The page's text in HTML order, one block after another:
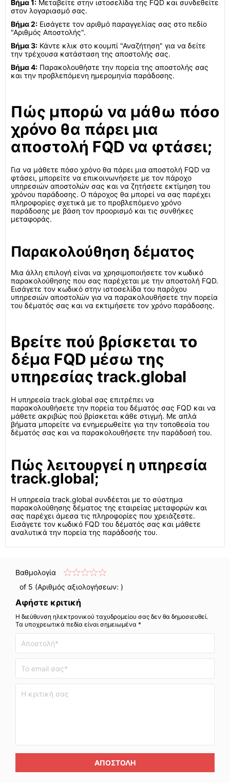
Βήμα 1: Μεταβείτε στην ιστοσελίδα της FQD και συνδεθείτε
στον λογαριασμό σας.
Βήμα 2: Εισάγετε τον αριθμό παραγγελίας σας στο πεδίο
"Αριθμός Αποστολής".
Βήμα 3: Κάντε κλικ στο κουμπί "Αναζήτηση" για να δείτε
την τρέχουσα κατάσταση της αποστολής σας.
Βήμα 4: Παρακολουθήστε την πορεία της αποστολής σας
και την προβλεπόμενη ημερομηνία παράδοσης.
Πώς μπορώ να μάθω πόσο
χρόνο θα πάρει μια
αποστολή FQD να φτάσει;
Για να μάθετε πόσο χρόνο θα πάρει μια αποστολή FQD να
φτάσει, μπορείτε να επικοινωνήσετε με τον πάροχο
υπηρεσιών αποστολών σας και να ζητήσετε εκτίμηση του
χρόνου παράδοσης. Ο πάροχος θα μπορεί να σας παρέχει
πληροφορίες σχετικά με το προβλεπόμενο χρόνο
παράδοσης με βάση τον προορισμό και τις συνθήκες
μεταφοράς.
Παρακολούθηση δέματος
Μια άλλη επιλογή είναι να χρησιμοποιήσετε τον κωδικό
παρακολούθησης που σας παρέχεται με την αποστολή FQD.
Εισάγετε τον κωδικό στην ιστοσελίδα του παρόχου
υπηρεσιών αποστολών για να παρακολουθήσετε την πορεία
του δέματός σας και να εκτιμήσετε τον χρόνο παράδοσης.
Βρείτε πού βρίσκεται το
δέμα FQD μέσω της
υπηρεσίας track.global
Η υπηρεσία track.global σας επιτρέπει να
παρακολουθήσετε την πορεία του δέματός σας FQD και να
μάθετε ακριβώς πού βρίσκεται κάθε στιγμή. Με απλά
βήματα μπορείτε να ενημερωθείτε για την τοποθεσία του
δέματός σας και να παρακολουθήσετε την παράδοσή του.
Πώς λειτουργεί η υπηρεσία
track.global;
Η υπηρεσία track.global συνδέεται με το σύστημα
παρακολούθησης δέματος της εταιρείας μεταφορών και
σας παρέχει άμεσα τις πληροφορίες που χρειάζεστε.
Εισάγετε τον κωδικό FQD του δέματός σας και μάθετε
αναλυτικά την πορεία της παράδοσής του.
Βαθμολογία
of 5 (Αριθμός αξιολογήσεων: )
Αφήστε κριτική
Η διεύθυνση ηλεκτρονικού ταχυδρομείου σας δεν θα δημοσιευθεί.
Τα υποχρεωτικά πεδία είναι σημειωμένα *
ΑΠΟΣΤΟΛΉ